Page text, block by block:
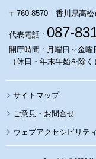
〒760-8570 香川県高松
代表電話 : 087-
開庁時間 : 月曜日～金曜
（休日・年末年始を除く
サイトマップ
ウェブアクセシビリテ